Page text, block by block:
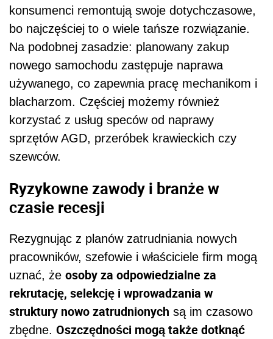
konsumenci remontują swoje dotychczasowe,
bo najczęściej to o wiele tańsze rozwiązanie.
Na podobnej zasadzie: planowany zakup
nowego samochodu zastępuje naprawa
używanego, co zapewnia pracę mechanikom i
blacharzom. Częściej możemy również
korzystać z usług speców od naprawy
sprzętów AGD, przeróbek krawieckich czy
szewców.
Ryzykowne zawody i branże w
czasie recesji
Rezygnując z planów zatrudniania nowych
pracowników, szefowie i właściciele firm mogą
uznać, że osoby za odpowiedzialne za
rekrutację, selekcję i wprowadzania w
struktury nowo zatrudnionych są im czasowo
zbędne. Oszczędności mogą także dotknąć